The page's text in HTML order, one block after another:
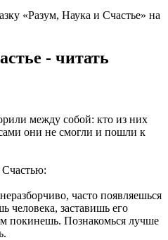
«Разум, Наука и Счастье» на
- читать
между собой: кто из них
они не смогли и пошли к
Счастью:
часто появляешься
человека, заставишь его
покинешь. Познакомься лучше